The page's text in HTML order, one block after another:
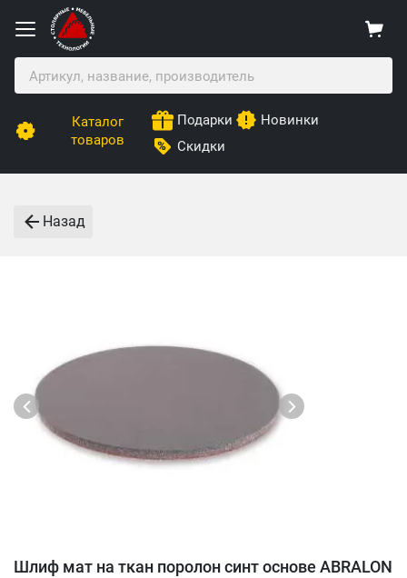
Каталог
товаров
Подарки
Новинки
Скидки
Назад
Шлиф мат на ткан поролон синт основе ABRALON